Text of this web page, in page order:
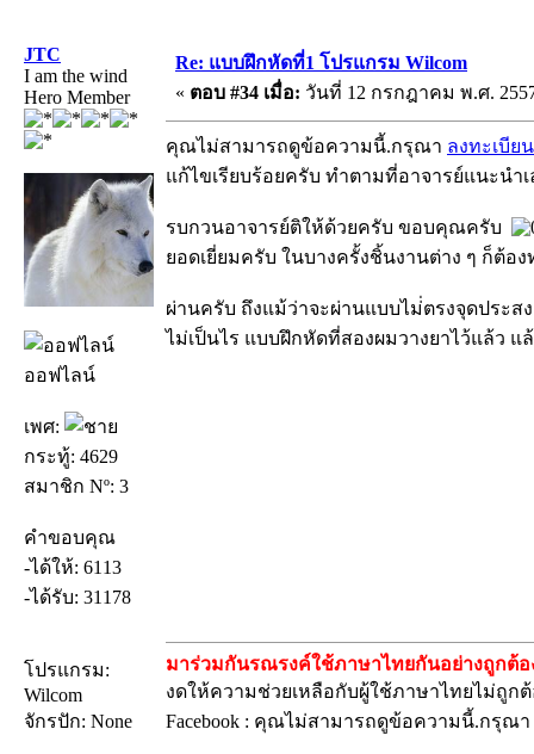
JTC
I am the wind
Hero Member
ออฟไลน์
เพศ:
กระทู้: 4629
สมาชิก Nº: 3
คำขอบคุณ
-ได้ให้: 6113
-ได้รับ: 31178
โปรแกรม:
Wilcom
จักรปัก: None
Re: แบบฝึกหัดที่1 โปรแกรม Wilcom
« ตอบ #34 เมื่อ: วันที่ 12 กรกฎาคม พ.ศ.
คุณไม่สามารถดูข้อความนี้.กรุณา ลงทะเบียน
แก้ไขเรียบร้อยครับ ทำตามที่อาจารย์แนะนำ
รบกวนอาจารย์ติให้ด้วยครับ ขอบคุณครับ
ยอดเยี่ยมครับ ในบางครั้งชิ้นงานต่าง ๆ ก็ต้
ผ่านครับ ถึงแม้ว่าจะผ่านแบบไม่่ตรงจุดประ
ไม่เป็นไร แบบฝึกหัดที่สองผมวางยาไว้แล้ว แ
มาร่วมกันรณรงค์ใช้ภาษาไทยกันอย่างถูกต้อ
งดให้ความช่วยเหลือกับผู้ใช้ภาษาไทยไม่ถูกต้
Facebook : คุณไม่สามารถดูข้อความนี้.กรุณา